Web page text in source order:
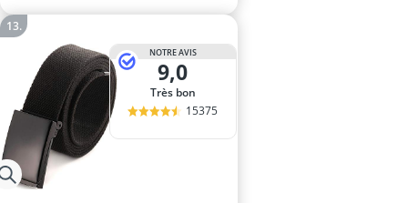
NOTRE AVIS
9,0
Très bon
15375